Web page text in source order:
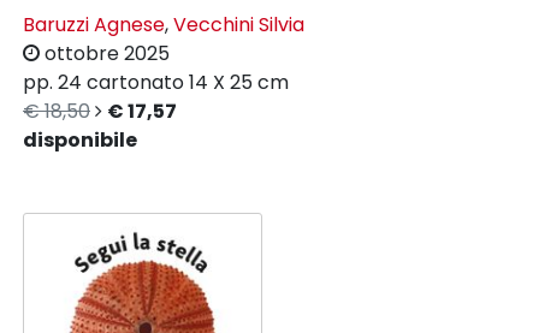
Baruzzi Agnese,Vecchini Silvia
ottobre 2025
pp. 24 cartonato14 X 25 cm
€ 18,50
€ 17,57
disponibile